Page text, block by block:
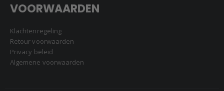
VOORWAARDEN
Klachtenregeling
Retour voorwaarden
Privacy beleid
Algemene voorwaarden